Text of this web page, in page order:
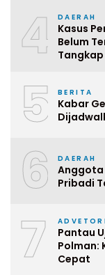
4 DAERAH
Kasus
Belum
Tangkap
5 BERITA
Kabar
6 DAERAH
Anggota
Pribadi
7
Pantau
Polman:
Cepat